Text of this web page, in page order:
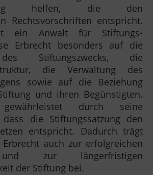
helfen, die den
Rechtsvorschriften entspricht.
ein Anwalt für Stiftungs-
Erbrecht besonders auf die
Stiftungszwecks, die
die Verwaltung des
sowie auf die Beziehung
und ihren Begünstigten.
durch seine
dass die Stiftungssatzung den
entspricht. Dadurch trägt
auch zur erfolgreichen
zur längerfristigen
der Stiftung bei.